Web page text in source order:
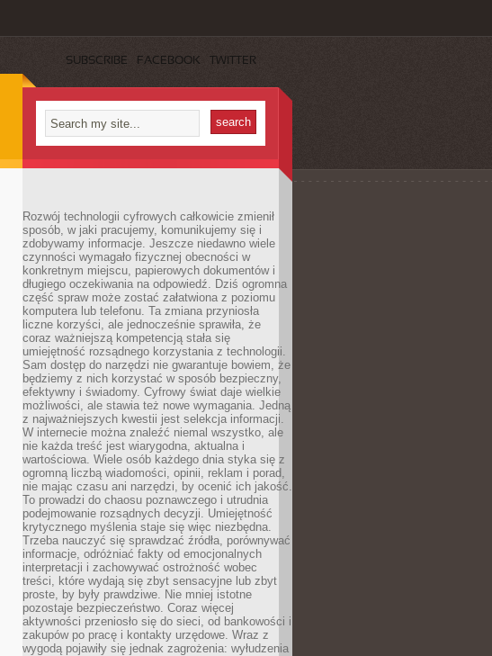
SUBSCRIBE FACEBOOK TWITTER
Rozwój technologii cyfrowych całkowicie zmienił
sposób, w jaki pracujemy, komunikujemy się i
zdobywamy informacje. Jeszcze niedawno wiele
czynności wymagało fizycznej obecności w
konkretnym miejscu, papierowych dokumentów i
długiego oczekiwania na odpowiedź. Dziś ogromna
część spraw może zostać załatwiona z poziomu
komputera lub telefonu. Ta zmiana przyniosła
liczne korzyści, ale jednocześnie sprawiła, że
coraz ważniejszą kompetencją stała się
umiejętność rozsądnego korzystania z technologii.
Sam dostęp do narzędzi nie gwarantuje bowiem, że
będziemy z nich korzystać w sposób bezpieczny,
efektywny i świadomy. Cyfrowy świat daje wielkie
możliwości, ale stawia też nowe wymagania. Jedną
z najważniejszych kwestii jest selekcja informacji.
W internecie można znaleźć niemal wszystko, ale
nie każda treść jest wiarygodna, aktualna i
wartościowa. Wiele osób każdego dnia styka się z
ogromną liczbą wiadomości, opinii, reklam i porad,
nie mając czasu ani narzędzi, by ocenić ich jakość.
To prowadzi do chaosu poznawczego i utrudnia
podejmowanie rozsądnych decyzji. Umiejętność
krytycznego myślenia staje się więc niezbędna.
Trzeba nauczyć się sprawdzać źródła, porównywać
informacje, odróżniać fakty od emocjonalnych
interpretacji i zachowywać ostrożność wobec
treści, które wydają się zbyt sensacyjne lub zbyt
proste, by były prawdziwe. Nie mniej istotne
pozostaje bezpieczeństwo. Coraz więcej
aktywności przeniosło się do sieci, od bankowości i
zakupów po pracę i kontakty urzędowe. Wraz z
wygodą pojawiły się jednak zagrożenia: wyłudzenia